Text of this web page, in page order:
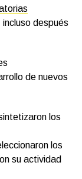
después
de nuevos
los
los
su actividad